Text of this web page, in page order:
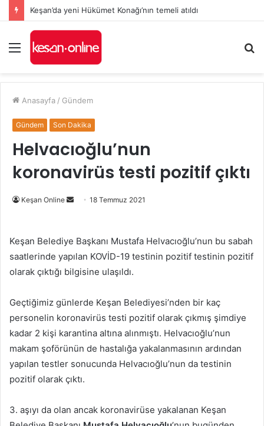
Keşan’da yeni Hükümet Konağı’nın temeli atıldı
Menü
...
Anasayfa / Gündem
Gündem Son Dakika
Helvacıoğlu’nun
koronavirüs testi pozitif çıktı
Keşan Online
Bir
göndermek
18 Temmuz 2021
Keşan Belediye Başkanı Mustafa Helvacıoğlu’nun bu sabah
saatlerinde yapılan KOVİD-19 testinin pozitif testinin pozitif
olarak çıktığı bilgisine ulaşıldı.
Geçtiğimiz günlerde Keşan Belediyesi’nden bir kaç
personelin koronavirüs testi pozitif olarak çıkmış şimdiye
kadar 2 kişi karantina altına alınmıştı. Helvacıoğlu’nun
makam şoförünün de hastalığa yakalanmasının ardından
yapılan testler sonucunda Helvacıoğlu’nun da testinin
pozitif olarak çıktı.
3. aşıyı da olan ancak koronavirüse yakalanan Keşan